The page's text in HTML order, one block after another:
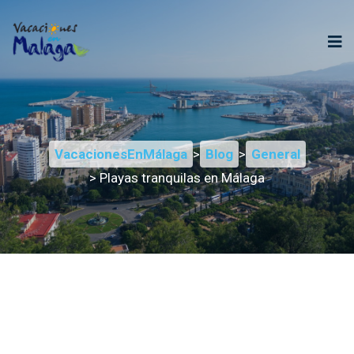
VacacionesEnMálaga > Blog > General
> Playas tranquilas en Málaga